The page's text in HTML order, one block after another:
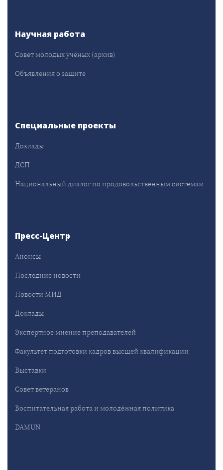
Научная работа
Совет молодых учёных (архив)
Объявления о защите
Специальные проекты
Доклады
ДСП
Национальный диалог по продовольственным системам
Пресс-Центр
Анонсы
Последние новости
Новости МИД
Доклады
Экспертное мнение преподавателей
Факультет подготовки кадров высшей квалификации
Выставки
Совет ветеранов
Воспитательная работа и молодёжная политика
DAMUN